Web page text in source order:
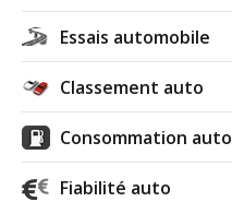
Essais automobile
Classement auto
Consommation auto
Fiabilité auto